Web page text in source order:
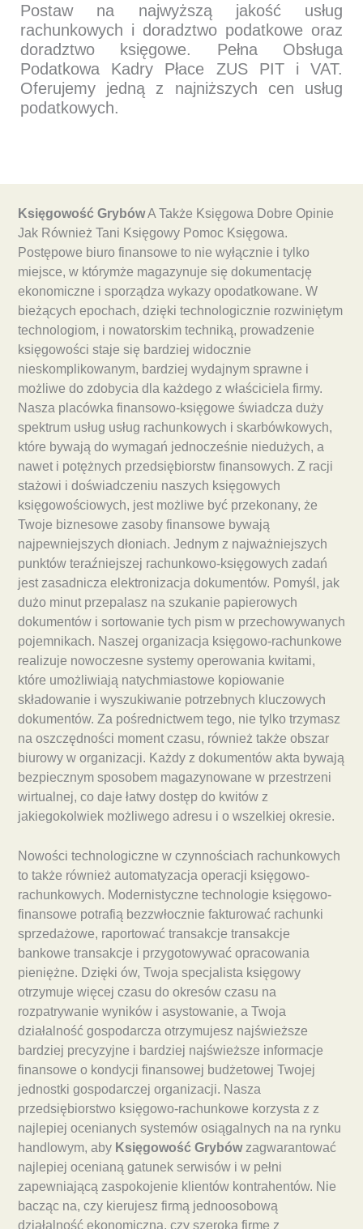
Postaw na najwyższą jakość usług
rachunkowych i doradztwo podatkowe oraz
doradztwo księgowe. Pełna Obsługa
Podatkowa Kadry Płace ZUS PIT i VAT.
Oferujemy jedną z najniższych cen usług
podatkowych.
Księgowość GrybówA Także Księgowa Dobre Opinie
Jak Również Tani Księgowy Pomoc Księgowa.
Postępowe biuro finansowe to nie wyłącznie i tylko
miejsce, w którymże magazynuje się dokumentację
ekonomiczne i sporządza wykazy opodatkowane. W
bieżących epochach, dzięki technologicznie rozwiniętym
technologiom, i nowatorskim techniką, prowadzenie
księgowości staje się bardziej widocznie
nieskomplikowanym, bardziej wydajnym sprawne i
możliwe do zdobycia dla każdego z właściciela firmy.
Nasza placówka finansowo-księgowe świadcza duży
spektrum usług usług rachunkowych i skarbówkowych,
które bywają do wymagań jednocześnie niedużych, a
nawet i potężnych przedsiębiorstw finansowych. Z racji
stażowi i doświadczeniu naszych księgowych
księgowościowych, jest możliwe być przekonany, że
Twoje biznesowe zasoby finansowe bywają
najpewniejszych dłoniach. Jednym z najważniejszych
punktów teraźniejszej rachunkowo-księgowych zadań
jest zasadnicza elektronizacja dokumentów. Pomyśl, jak
dużo minut przepalasz na szukanie papierowych
dokumentów i sortowanie tych pism w przechowywanych
pojemnikach. Naszej organizacja księgowo-rachunkowe
realizuje nowoczesne systemy operowania kwitami,
które umożliwiają natychmiastowe kopiowanie
składowanie i wyszukiwanie potrzebnych kluczowych
dokumentów. Za pośrednictwem tego, nie tylko trzymasz
na oszczędności moment czasu, również także obszar
biurowy w organizacji. Każdy z dokumentów akta bywają
bezpiecznym sposobem magazynowane w przestrzeni
wirtualnej, co daje łatwy dostęp do kwitów z
jakiegokolwiek możliwego adresu i o wszelkiej okresie.
Nowości technologiczne w czynnościach rachunkowych
to także również automatyzacja operacji księgowo-
rachunkowych. Modernistyczne technologie księgowo-
finansowe potrafią bezzwłocznie fakturować rachunki
sprzedażowe, raportować transakcje transakcje
bankowe transakcje i przygotowywać opracowania
pieniężne. Dzięki ów, Twoja specjalista księgowy
otrzymuje więcej czasu do okresów czasu na
rozpatrywanie wyników i asystowanie, a Twoja
działalność gospodarcza otrzymujesz najświeższe
bardziej precyzyjne i bardziej najświeższe informacje
finansowe o kondycji finansowej budżetowej Twojej
jednostki gospodarczej organizacji. Nasza
przedsiębiorstwo księgowo-rachunkowe korzysta z z
najlepiej ocenianych systemów osiągalnych na na rynku
handlowym, aby Księgowość Grybówzagwarantować
najlepiej ocenianą gatunek serwisów i w pełni
zapewniającą zaspokojenie klientów kontrahentów. Nie
bacząc na, czy kierujesz firmą jednoosobową
działalność ekonomiczną, czy szeroką firmę z